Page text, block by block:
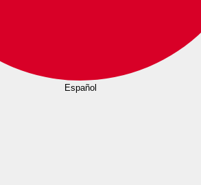
Español